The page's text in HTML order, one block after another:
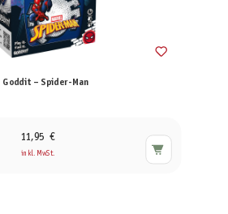
Goddit – Spider-Man
11,95 €
inkl. MwSt.